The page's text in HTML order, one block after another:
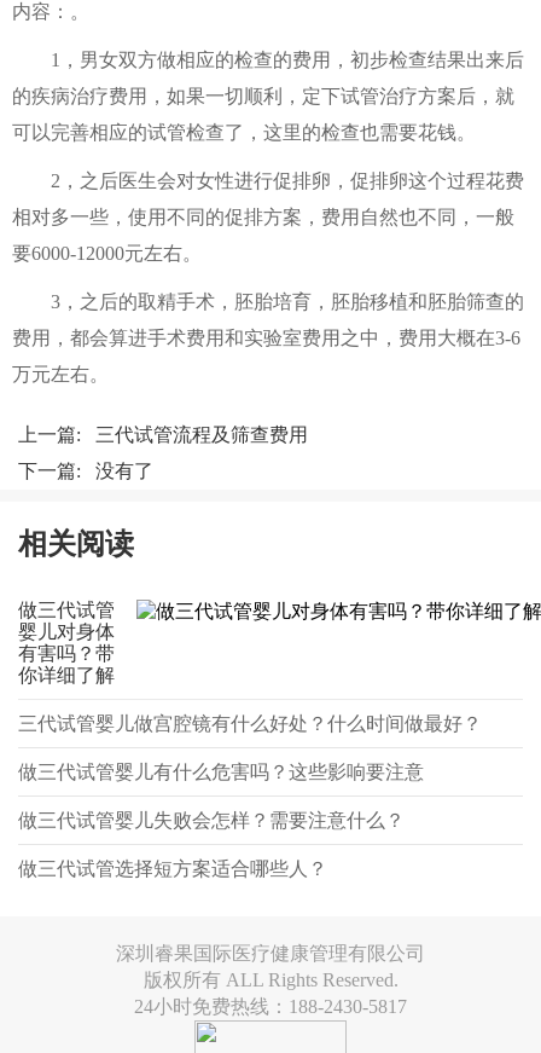
内容：。
1，男女双方做相应的检查的费用，初步检查结果出来后
的疾病治疗费用，如果一切顺利，定下试管治疗方案后，就
可以完善相应的试管检查了，这里的检查也需要花钱。
2，之后医生会对女性进行促排卵，促排卵这个过程花费
相对多一些，使用不同的促排方案，费用自然也不同，一般
要6000-12000元左右。
3，之后的取精手术，胚胎培育，胚胎移植和胚胎筛查的
费用，都会算进手术费用和实验室费用之中，费用大概在3-6
万元左右。
上一篇: 三代试管流程及筛查费用
下一篇: 没有了
相关阅读
做三代试管
婴儿对身体
有害吗？带
你详细了解
三代试管婴儿做宫腔镜有什么好处？什么时间做最好？
做三代试管婴儿有什么危害吗？这些影响要注意
做三代试管婴儿失败会怎样？需要注意什么？
做三代试管选择短方案适合哪些人？
深圳睿果国际医疗健康管理有限公司
版权所有 ALL Rights Reserved.
24小时免费热线：188-2430-5817